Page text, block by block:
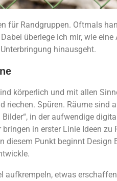
für Randgruppen. Oftmals
überlege ich mir, wie eine
hinausgeht.
körperlich und mit allen
riechen. Spüren. Räume sind
in der aufwendige
in erster Linie Ideen zu
diesem Punkt beginnt Design
aufkrempeln, etwas